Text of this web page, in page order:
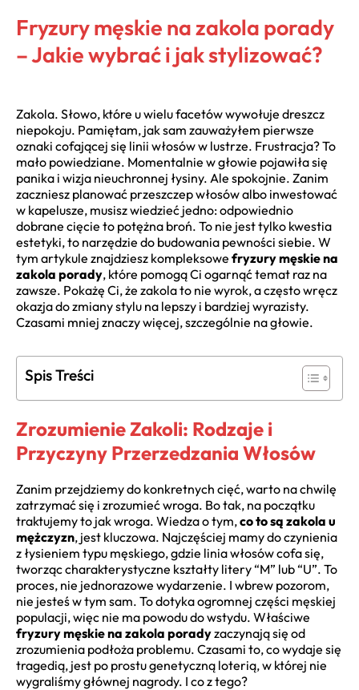
Fryzury męskie na zakola porady
– Jakie wybrać i jak stylizować?
Zakola. Słowo, które u wielu facetów wywołuje dreszcz
niepokoju. Pamiętam, jak sam zauważyłem pierwsze
oznaki cofającej się linii włosów w lustrze. Frustracja? To
mało powiedziane. Momentalnie w głowie pojawiła się
panika i wizja nieuchronnej łysiny. Ale spokojnie. Zanim
zaczniesz planować przeszczep włosów albo inwestować
w kapelusze, musisz wiedzieć jedno: odpowiednio
dobrane cięcie to potężna broń. To nie jest tylko kwestia
estetyki, to narzędzie do budowania pewności siebie. W
tym artykule znajdziesz kompleksowe fryzury męskie na
zakola porady, które pomogą Ci ogarnąć temat raz na
zawsze. Pokażę Ci, że zakola to nie wyrok, a często wręcz
okazja do zmiany stylu na lepszy i bardziej wyrazisty.
Czasami mniej znaczy więcej, szczególnie na głowie.
Spis Treści
Zrozumienie Zakoli: Rodzaje i
Przyczyny Przerzedzania Włosów
Zanim przejdziemy do konkretnych cięć, warto na chwilę
zatrzymać się i zrozumieć wroga. Bo tak, na początku
traktujemy to jak wroga. Wiedza o tym,co to są zakola u
mężczyzn, jest kluczowa. Najczęściej mamy do czynienia
z łysieniem typu męskiego, gdzie linia włosów cofa się,
tworząc charakterystyczne kształty litery “M” lub “U”. To
proces, nie jednorazowe wydarzenie. I wbrew pozorom,
nie jesteś w tym sam. To dotyka ogromnej części męskiej
populacji, więc nie ma powodu do wstydu. Właściwe
fryzury męskie na zakola poradyzaczynają się od
zrozumienia podłoża problemu. Czasami to, co wydaje się
tragedią, jest po prostu genetyczną loterią, w której nie
wygraliśmy głównej nagrody. I co z tego?